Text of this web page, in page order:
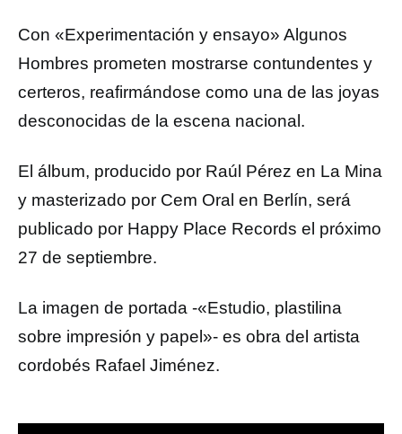
Con «Experimentación y ensayo» Algunos
Hombres prometen mostrarse contundentes y
certeros, reafirmándose como una de las joyas
desconocidas de la escena nacional.
El álbum, producido por Raúl Pérez en La Mina
y masterizado por Cem Oral en Berlín, será
publicado por Happy Place Records el próximo
27 de septiembre.
La imagen de portada -«Estudio, plastilina
sobre impresión y papel»- es obra del artista
cordobés Rafael Jiménez.